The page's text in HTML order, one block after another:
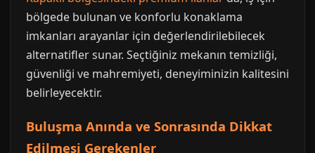
bölgede bulunan ve konforlu konaklama
imkanları arayanlar için değerlendirilebilecek
alternatifler sunar. Seçtiğiniz mekanın temizliği,
güvenliği ve mahremiyeti, deneyiminizin kalitesini
belirleyecektir.
Buluşma Anında ve Sonrasında Dikkat
Edilmesi Gerekenler